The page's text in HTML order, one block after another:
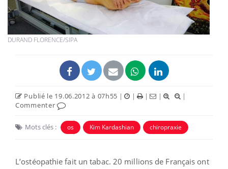
DURAND FLORENCE/SIPA
Publié le 19.06.2012 à 07h55 | | | |
|
Commenter
Mots clés : os Kim Kardashian chiropraxie
L’ostéopathie fait un tabac. 20 millions de Français ont